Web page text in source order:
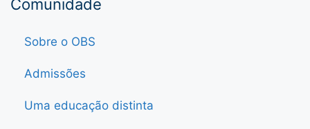
Comunidade
Sobre o OBS
Admissões
Uma educação distinta